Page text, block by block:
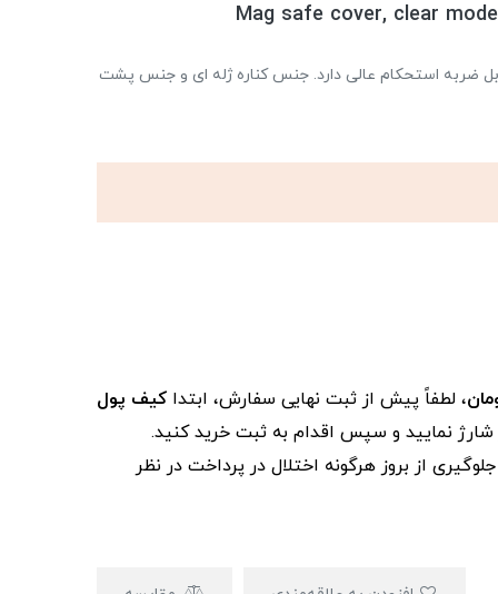
Mag safe cover, clear
ضربه استحکام عالی دارد. جنس کناره ژله ای و جنس پشت
، لطفاً پیش از ثبت نهایی سفارش، ابتدا کیف پول
شارژ نمایید و سپس اقدام به ثبت خرید کنید.
از بروز هرگونه اختلال در پرداخت در نظر